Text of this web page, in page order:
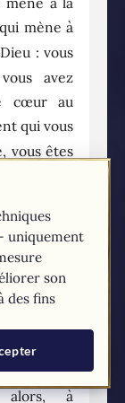
mène à
: vous
avez
cœur au
qui vous
vous êtes
corps au
ce qui
justice,
par
de la
alors, à
uniquement
son
des fins